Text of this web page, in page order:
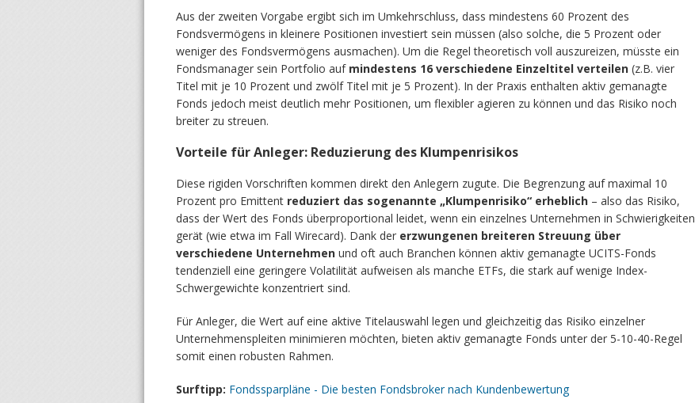
Aus der zweiten Vorgabe ergibt sich im Umkehrschluss, dass mindestens 60 Prozent des
Fondsvermögens in kleinere Positionen investiert sein müssen (also solche, die 5 Prozent oder
weniger des Fondsvermögens ausmachen). Um die Regel theoretisch voll auszureizen, müsste ein
Fondsmanager sein Portfolio auf mindestens 16 verschiedene Einzeltitel verteilen (z.B. vier
Titel mit je 10 Prozent und zwölf Titel mit je 5 Prozent). In der Praxis enthalten aktiv gemanagte
Fonds jedoch meist deutlich mehr Positionen, um flexibler agieren zu können und das Risiko noch
breiter zu streuen.
Vorteile für Anleger: Reduzierung des Klumpenrisikos
Diese rigiden Vorschriften kommen direkt den Anlegern zugute. Die Begrenzung auf maximal 10
Prozent pro Emittent reduziert das sogenannte „Klumpenrisiko“ erheblich – also das Risiko,
dass der Wert des Fonds überproportional leidet, wenn ein einzelnes Unternehmen in Schwierigkeiten
gerät (wie etwa im Fall Wirecard). Dank der erzwungenen breiteren Streuung über
verschiedene Unternehmen und oft auch Branchen können aktiv gemanagte UCITS-Fonds
tendenziell eine geringere Volatilität aufweisen als manche ETFs, die stark auf wenige Index-
Schwergewichte konzentriert sind.
Für Anleger, die Wert auf eine aktive Titelauswahl legen und gleichzeitig das Risiko einzelner
Unternehmenspleiten minimieren möchten, bieten aktiv gemanagte Fonds unter der 5-10-40-Regel
somit einen robusten Rahmen.
Surftipp: Fondssparpläne - Die besten Fondsbroker nach Kundenbewertung